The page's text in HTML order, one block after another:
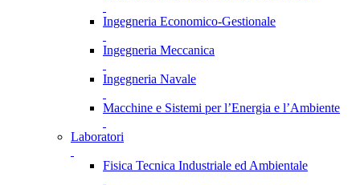
Ingegneria Economico-Gestionale
Ingegneria Meccanica
Ingegneria Navale
Macchine e Sistemi per l’Energia e l’Ambiente
Laboratori
Fisica Tecnica Industriale ed Ambientale